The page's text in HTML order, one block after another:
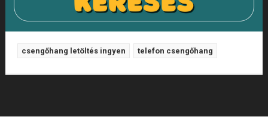
csengőhang letöltés ingyen telefon csengőhang